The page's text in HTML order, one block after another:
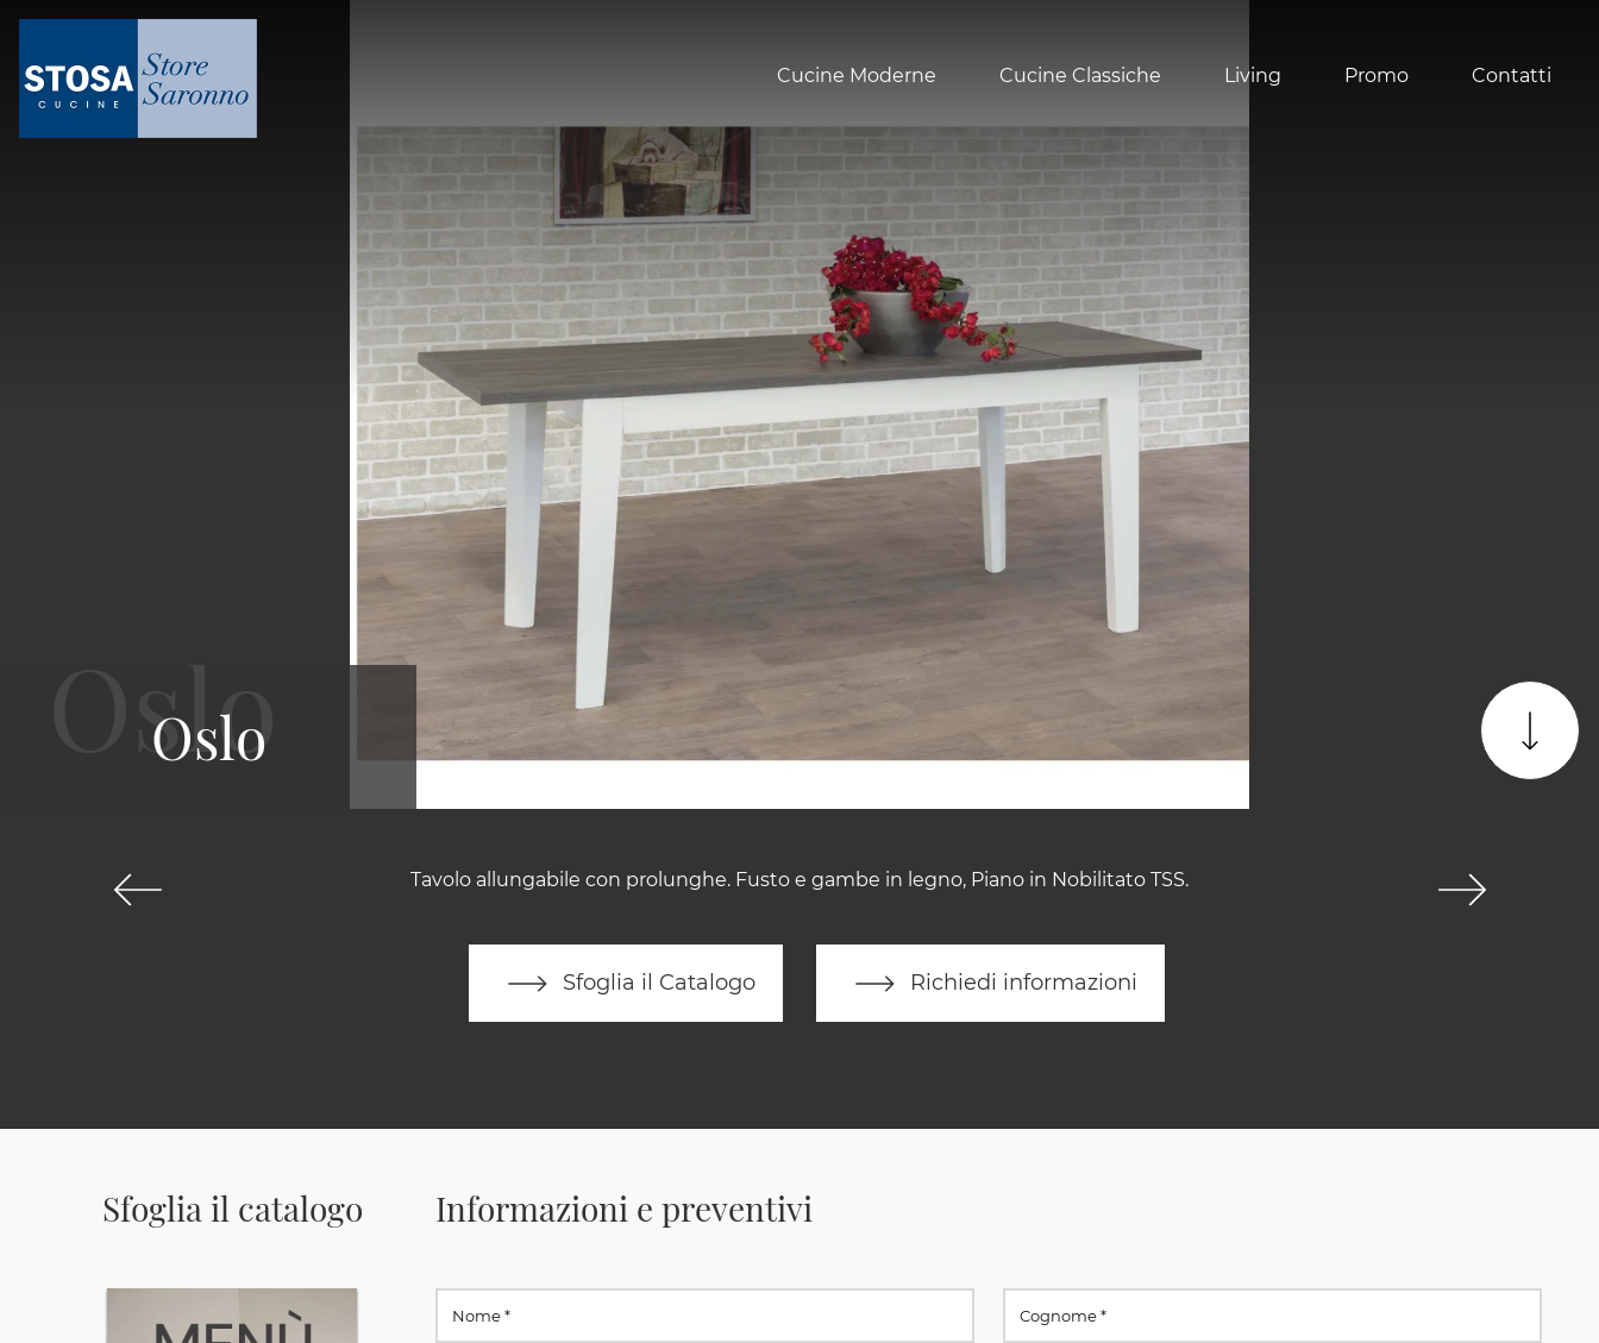
Cucine Moderne Cucine Classiche Living Promo Contatti
Tavolo allungabile con prolunghe. Fusto e gambe in legno, Piano in Nobilitato TSS.
Sfoglia il Catalogo Richiedi informazioni
Oslo
Sfoglia il catalogo Informazioni e preventivi